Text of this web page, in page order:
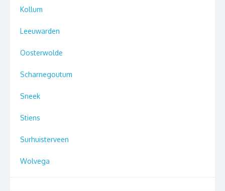
Kollum
Leeuwarden
Oosterwolde
Scharnegoutum
Sneek
Stiens
Surhuisterveen
Wolvega